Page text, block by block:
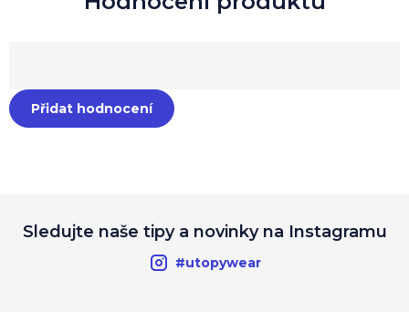
Přidat hodnocení
Sledujte naše tipy a novinky na Instagramu
#utopywear